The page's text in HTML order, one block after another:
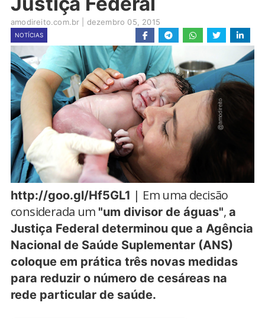
amodireito.com.br dezembro 05, 2015
NOTÍCIAS
http://goo.gl/Hf5GL1 | Em uma decisão
considerada um "um divisor de águas", a
Justiça Federal determinou que a Agência
Nacional de Saúde Suplementar (ANS)
coloque em prática três novas medidas
para reduzir o número de cesáreas na
rede particular de saúde.